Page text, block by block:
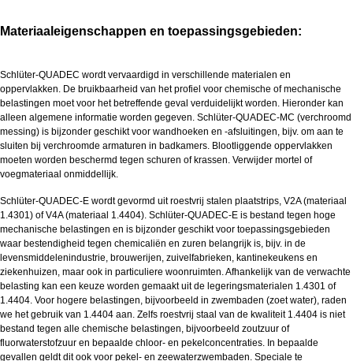
Materiaaleigenschappen en toepassingsgebieden:
Schlüter-QUADEC wordt vervaardigd in verschillende materialen en
oppervlakken. De bruikbaarheid van het profiel voor chemische of mechanische
belastingen moet voor het betreffende geval verduidelijkt worden. Hieronder kan
alleen algemene informatie worden gegeven. Schlüter-QUADEC-MC (verchroomd
messing) is bijzonder geschikt voor wandhoeken en -afsluitingen, bijv. om aan te
sluiten bij verchroomde armaturen in badkamers. Blootliggende oppervlakken
moeten worden beschermd tegen schuren of krassen. Verwijder mortel of
voegmateriaal onmiddellijk.
Schlüter-QUADEC-E wordt gevormd uit roestvrij stalen plaatstrips, V2A (materiaal
1.4301) of V4A (materiaal 1.4404). Schlüter-QUADEC-E is bestand tegen hoge
mechanische belastingen en is bijzonder geschikt voor toepassingsgebieden
waar bestendigheid tegen chemicaliën en zuren belangrijk is, bijv. in de
levensmiddelenindustrie, brouwerijen, zuivelfabrieken, kantinekeukens en
ziekenhuizen, maar ook in particuliere woonruimten. Afhankelijk van de verwachte
belasting kan een keuze worden gemaakt uit de legeringsmaterialen 1.4301 of
1.4404. Voor hogere belastingen, bijvoorbeeld in zwembaden (zoet water), raden
we het gebruik van 1.4404 aan. Zelfs roestvrij staal van de kwaliteit 1.4404 is niet
bestand tegen alle chemische belastingen, bijvoorbeeld zoutzuur of
fluorwaterstofzuur en bepaalde chloor- en pekelconcentraties. In bepaalde
gevallen geldt dit ook voor pekel- en zeewaterzwembaden. Speciale te